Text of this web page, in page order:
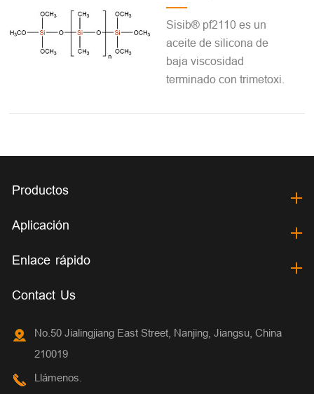
Sisib® pf2110 es un
aceite de silicona de
baja viscosidad
terminado con trimetoxi.
Productos
Aplicación
Enlace rápido
Contact Us
No.50 Jialingjiang East Street, Nanjing, Jiangsu, China
210019
Llámenos.